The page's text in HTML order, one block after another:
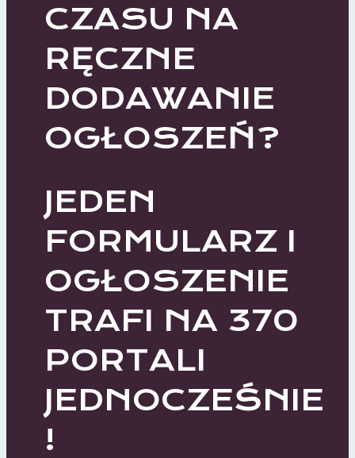
CZASU NA
RĘCZNE
DODAWANIE
OGŁOSZEŃ?
JEDEN
FORMULARZ I
OGŁOSZENIE
TRAFI NA 370
PORTALI
JEDNOCZEŚNIE
!